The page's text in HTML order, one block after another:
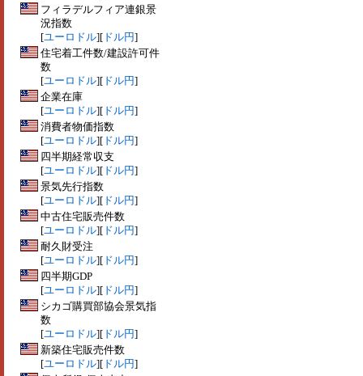
フィラデルフィア連銀景
況指数
[ユーロドル][ ドル円]
住宅着工件数/建設許可件
数
[ユーロドル][ ドル円]
企業在庫
[ユーロドル][ ドル円]
消費者物価指数
[ユーロドル][ ドル円]
四半期経常収支
[ユーロドル][ ドル円]
景気先行指数
[ユーロドル][ ドル円]
中古住宅販売件数
[ユーロドル][ ドル円]
耐久財受注
[ユーロドル][ ドル円]
四半期GDP
[ユーロドル][ ドル円]
シカゴ購買部協会景気指
数
[ユーロドル][ ドル円]
新築住宅販売件数
[ユーロドル][ ドル円]